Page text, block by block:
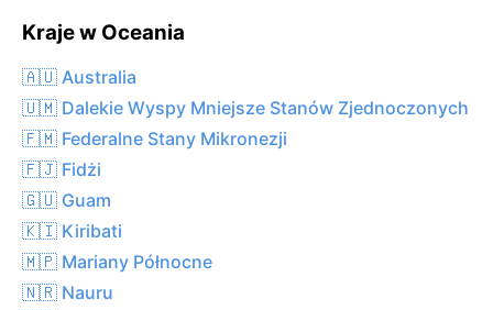
Kraje w Oceania
🇦🇺 Australia
🇺🇲 Dalekie Wyspy Mniejsze Stanów Zjednoczonych
🇫🇲 Federalne Stany Mikronezji
🇫🇯 Fidżi
🇬🇺 Guam
🇰🇮 Kiribati
🇲🇵 Mariany Północne
🇳🇷 Nauru